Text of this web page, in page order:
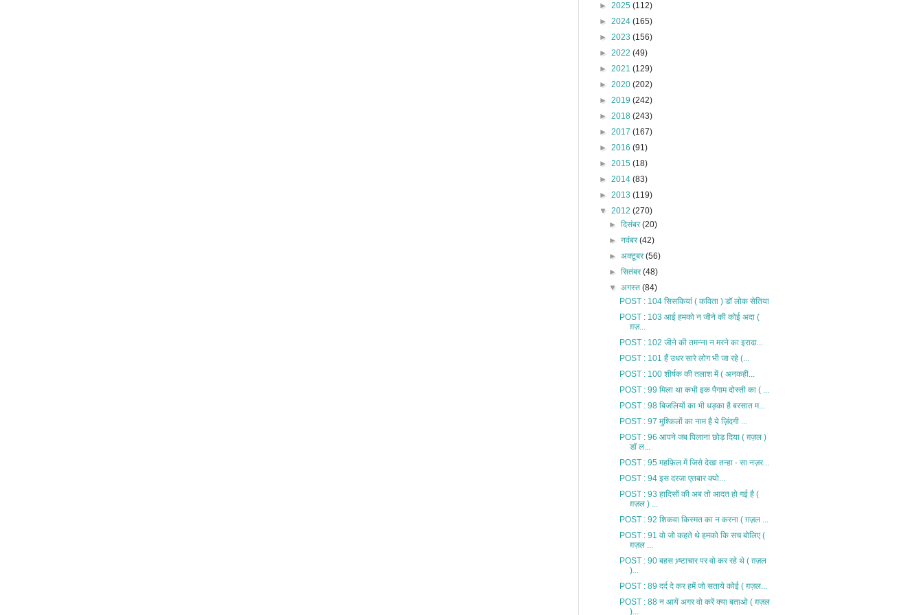
► 2025 (112)
► 2024 (165)
► 2023 (156)
► 2022 (49)
► 2021 (129)
► 2020 (202)
► 2019 (242)
► 2018 (243)
► 2017 (167)
► 2016 (91)
► 2015 (18)
► 2014 (83)
► 2013 (119)
▼ 2012 (270)
►दिसंबर(20)
►नवंबर(42)
►अक्टूबर(56)
►सितंबर(48)
▼अगस्त(84)
POST : 104 सिसकियां ( कविता ) डॉ लोक सेतिया
POST : 103 आई हमको न जीने की कोई अदा (
ग़ज़...
POST : 102 जीने की तमन्ना न मरने का इरादा...
POST : 101 हैं उधर सारे लोग भी जा रहे (...
POST : 100 शीर्षक की तलाश में ( अनकही...
POST : 99 मिला था कभी इक पैगाम दोस्ती का ( ...
POST : 98 बिजलियों का भी धड़का है बरसात म...
POST : 97 मुश्किलों का नाम है ये ज़िंदगी ...
POST : 96 आपने जब पिलाना छोड़ दिया ( ग़ज़ल )
डॉ ल...
POST : 95 महफ़िल में जिसे देखा तन्हा - सा नज़र...
POST : 94 इस दरजा एतबार क्यो...
POST : 93 हादिसों की अब तो आदत हो गई है (
ग़ज़ल ) ...
POST : 92 शिकवा किस्मत का न करना ( ग़ज़ल ...
POST : 91 वो जो कहते थे हमको कि सच बोलिए (
ग़ज़ल ...
POST : 90 बहस भ्र्ष्टाचार पर वो कर रहे थे ( ग़ज़ल
)...
POST : 89 दर्द दे कर हमें जो सताये कोई ( ग़ज़ल...
POST : 88 न आयें अगर वो करें क्या बताओ ( ग़ज़ल
)...